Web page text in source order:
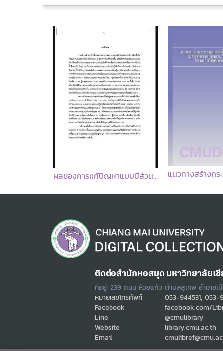
ติดต่อสำนักหอสมุด มหาวิทยาลัยเชี
ที่อยู่: 239 ถนน ห้วยแก้ว ตำบลสุเทพ อำเภอเ
หมายเลขโทรศัพท์ 053-944531, 053-
Facebook
facebook.com/
Line
@cmulibrary
Website
library.cmu.ac.th
Email